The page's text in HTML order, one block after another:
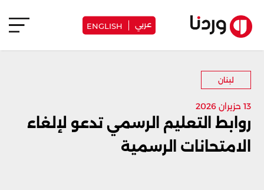
عربي ENGLISH
لبنان
13 حزيران 2026
روابط التعليم الرسمي تدعو لإلغاء
الامتحانات الرسمية